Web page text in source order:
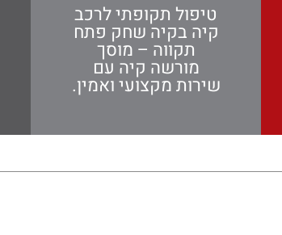
טיפול תקופתי לרכב
קיה בקיה שחק פתח
תקווה – מוסך
מורשה קיה עם
שירות מקצועי ואמין.